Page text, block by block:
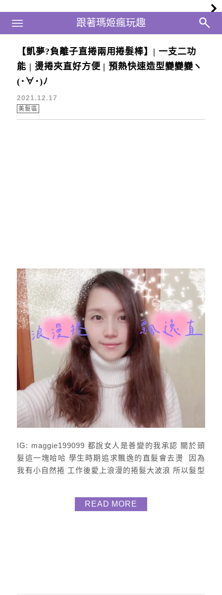
跟著瑪姬瘋玩趣
跟著瑪姬瘋玩趣
Main Menu
離子夾
【凱夢?負離子直捲兩用捲髮棒】| 一支二功
能 | 燙捲夾直好方便 | 預熱快速造型變變變ヽ
(･∀･)ﾉ
2021.12.17
美髮區
IG: maggie199099 都說女人是善變的我承認 關於頭
髮這一塊哈哈 學生時期追求飄逸的直髮會去燙 因為
我有小自然捲 工作後愛上浪漫的捲髮大波浪 所以髮型
覺的好操作很棒分享給大家 先說外觀包裝是精美的磁
READ MORE